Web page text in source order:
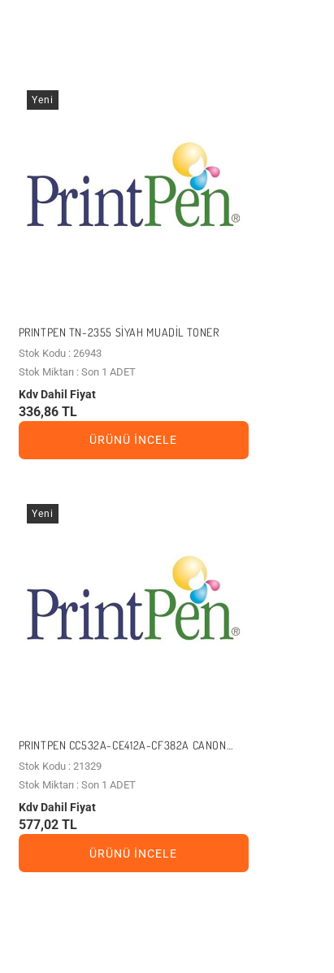
Yeni
PRINTPEN TN-2355 SIYAH MUADIL TONER
Stok Kodu : 26943
Stok Miktarı : Son 1 ADET
Kdv Dahil Fiyat
336,86 TL
ÜRÜNÜ İNCELE
Yeni
PRINTPEN CC532A-CE412A-CF382A CANON
CRG-718 SARI MUADIL TONER
Stok Kodu : 21329
Stok Miktarı : Son 1 ADET
Kdv Dahil Fiyat
577,02 TL
ÜRÜNÜ İNCELE